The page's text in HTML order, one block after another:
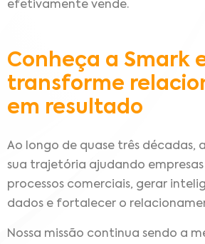
efetivamente vende.
Conheça a Smark
transforme
em resultado
Ao longo de quase três décadas,
sua trajetória ajudando
processos comerciais, gerar
dados e fortalecer o
Nossa missão continua sendo a